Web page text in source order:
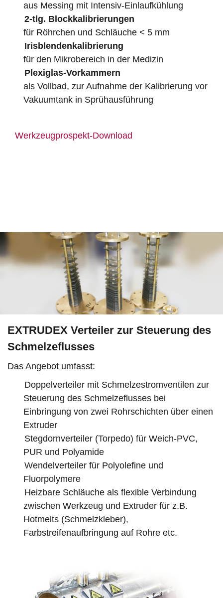
aus Messing mit Intensiv-Einlaufkühlung
2-tlg. Blockkalibrierungen
für Röhrchen und Schläuche < 5 mm
Irisblendenkalibrierung
für den Mikrobereich in der Medizin
Plexiglas-Vorkammern
als Vollbad, zur Aufnahme der Kalibrierung vor
Vakuumtank in Sprühausführung
Werkzeugprospekt-Download
EXTRUDEX Verteiler zur Steuerung des
Schmelzeflusses
Das Angebot umfasst:
Doppelverteiler mit Schmelzestromventilen zur
Steuerung des Schmelzeflusses bei
Einbringung von zwei Rohrschichten über einen
Extruder
Stegdornverteiler (Torpedo) für Weich-PVC,
PUR und Polyamide
Wendelverteiler für Polyolefine und
Fluorpolymere
Heizbare Schläuche als flexible Verbindung
zwischen Werkzeug und Extruder für z.B.
Hotmelts (Schmelzkleber),
Farbstreifenaufbringung auf Rohre etc.